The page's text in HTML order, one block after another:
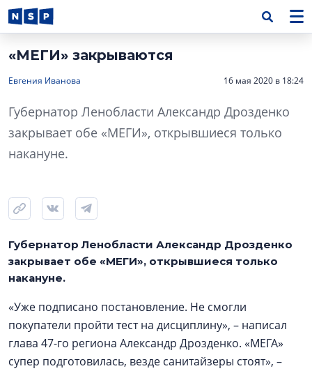
«МЕГИ» закрываются
Евгения Иванова 16 мая 2020 в 18:24
Губернатор Ленобласти Александр Дрозденко
закрывает обе «МЕГИ», открывшиеся только
накануне.
Губернатор Ленобласти Александр Дрозденко
закрывает обе «МЕГИ», открывшиеся только
накануне.
«Уже подписано постановление. Не смогли
покупатели пройти тест на дисциплину», – написал
глава 47-го региона Александр Дрозденко. «МЕГА»
супер подготовилась, везде санитайзеры стоят», –